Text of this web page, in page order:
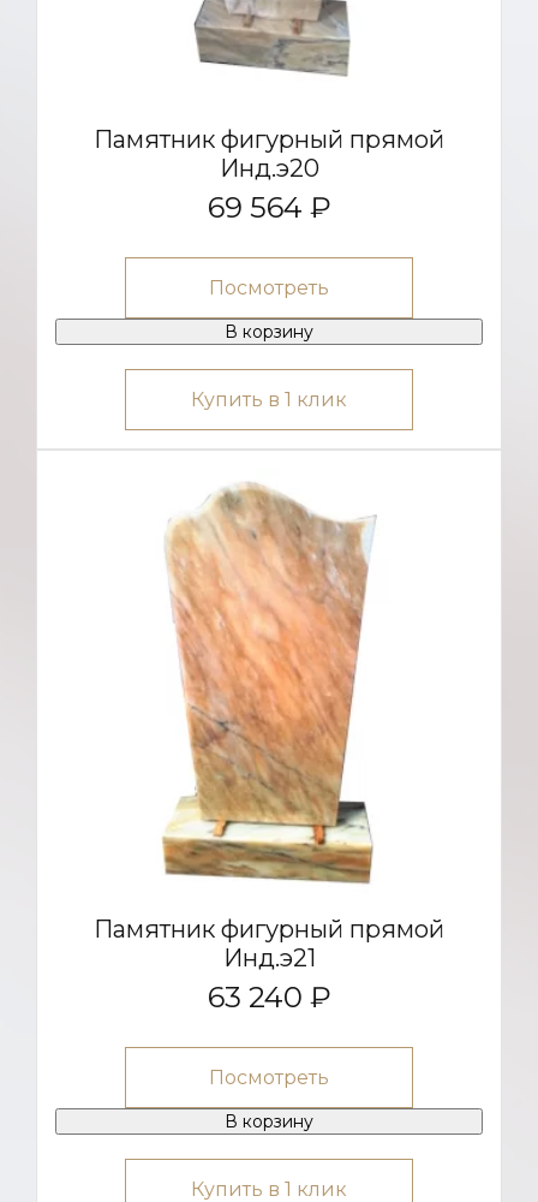
Памятник фигурный прямой
Инд.э20
69 564 ₽
Посмотреть
В корзину
Купить в 1 клик
Памятник фигурный прямой
Инд.э21
63 240 ₽
Посмотреть
В корзину
Купить в 1 клик